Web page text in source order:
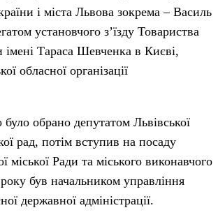
і міста Львова зокрема – Василь
установчого з’їзду Товариства
імені Тараса Шевченка в Києві,
обласної організації
обрано депутатом Львівської
рад, потім вступив на посаду
міської Ради та міського виконавчого
був начальником управління
державної адміністрації.